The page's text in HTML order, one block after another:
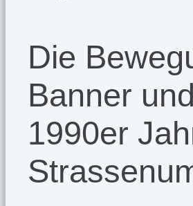
Die
Banner
1990er